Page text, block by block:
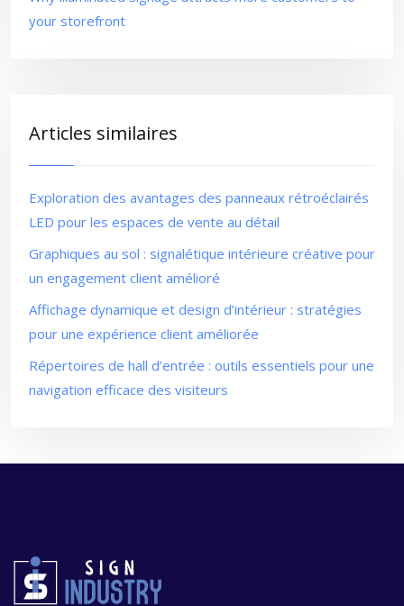
your storefront
Articles similaires
Exploration des avantages des panneaux rétroéclairés
LED pour les espaces de vente au détail
Graphiques au sol : signalétique intérieure créative pour
un engagement client amélioré
Affichage dynamique et design d’intérieur : stratégies
pour une expérience client améliorée
Répertoires de hall d’entrée : outils essentiels pour une
navigation efficace des visiteurs